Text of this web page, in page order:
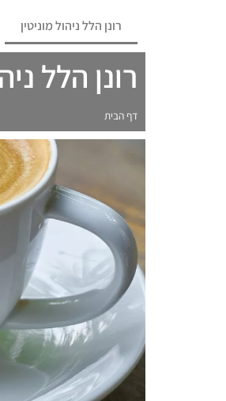
רונן הלל ניהול מוניטין
רונן הלל
דף הבית